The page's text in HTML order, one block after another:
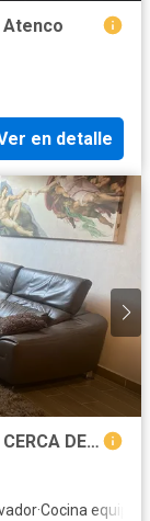
en detalle
RENTA DEPARTAMENTO AMUEBLADO CERCA DEL CENTRO DE TOLUCA CON ROOF GARDEN Y GIMNACIO
·Cocina